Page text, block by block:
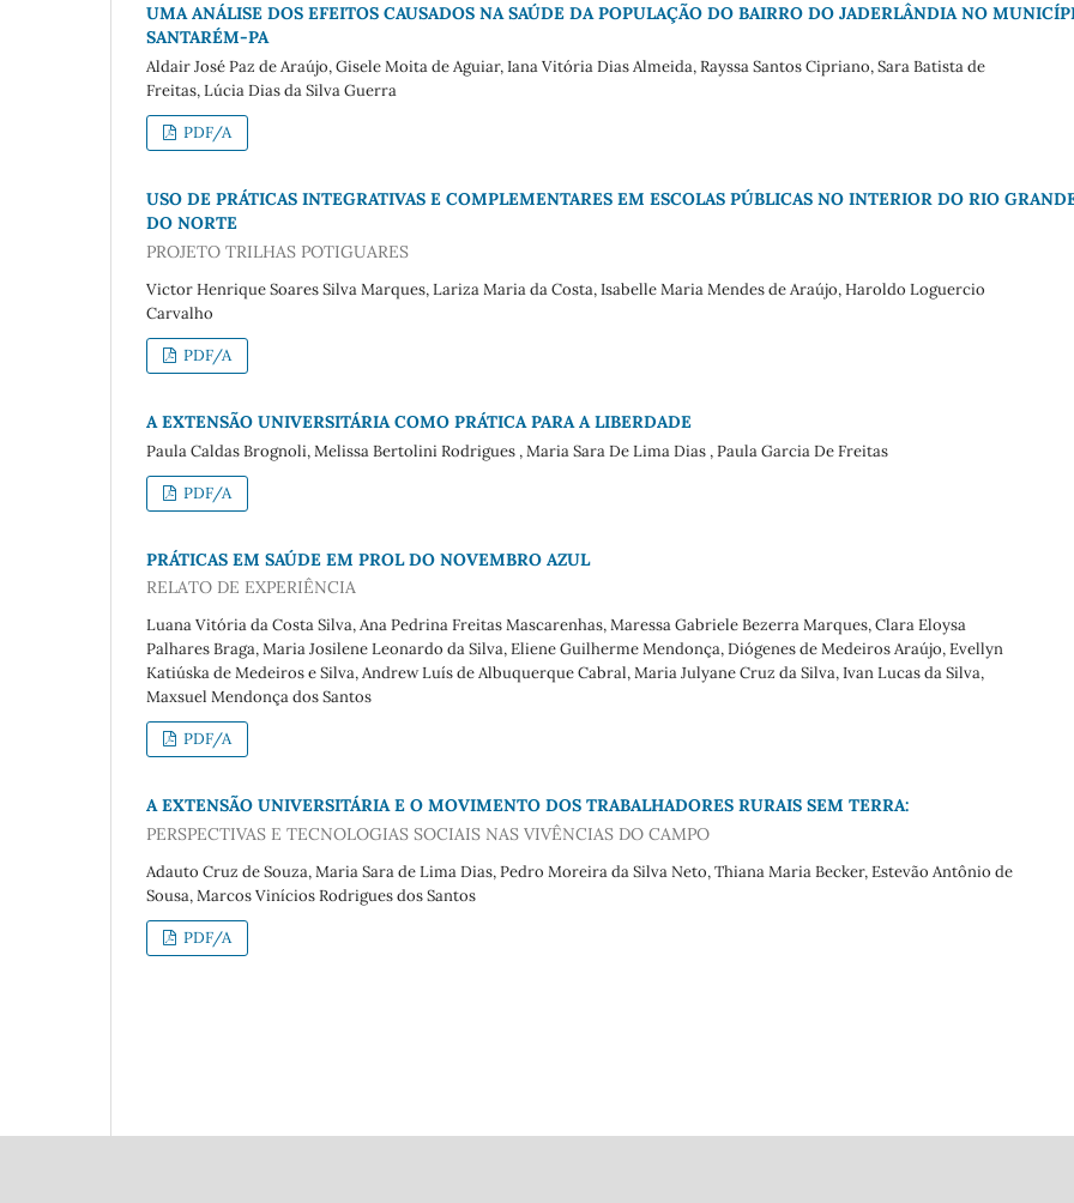
UMA ANÁLISE DOS EFEITOS CAUSADOS NA SAÚDE DA POPULAÇÃO DO BAIRRO DO JADERLÂNDIA NO
SANTARÉM-PA
Aldair José Paz de Araújo, Gisele Moita de Aguiar, Iana Vitória Dias Almeida, Rayssa Santos Cipriano, Sara Batista de
Freitas, Lúcia Dias da Silva Guerra
PDF/A
USO DE PRÁTICAS INTEGRATIVAS E COMPLEMENTARES EM ESCOLAS PÚBLICAS NO INTERIOR DO RIO
DO NORTE
PROJETO TRILHAS POTIGUARES
Victor Henrique Soares Silva Marques, Lariza Maria da Costa, Isabelle Maria Mendes de Araújo, Haroldo Loguercio
Carvalho
PDF/A
A EXTENSÃO UNIVERSITÁRIA COMO PRÁTICA PARA A LIBERDADE
Paula Caldas Brognoli, Melissa Bertolini Rodrigues , Maria Sara De Lima Dias , Paula Garcia De Freitas
PDF/A
PRÁTICAS EM SAÚDE EM PROL DO NOVEMBRO AZUL
RELATO DE EXPERIÊNCIA
Luana Vitória da Costa Silva, Ana Pedrina Freitas Mascarenhas, Maressa Gabriele Bezerra Marques, Clara Eloysa
Palhares Braga, Maria Josilene Leonardo da Silva, Eliene Guilherme Mendonça, Diógenes de Medeiros Araújo, Evellyn
Katiúska de Medeiros e Silva, Andrew Luís de Albuquerque Cabral, Maria Julyane Cruz da Silva, Ivan Lucas da Silva,
Maxsuel Mendonça dos Santos
PDF/A
A EXTENSÃO UNIVERSITÁRIA E O MOVIMENTO DOS TRABALHADORES RURAIS SEM TERRA:
PERSPECTIVAS E TECNOLOGIAS SOCIAIS NAS VIVÊNCIAS DO CAMPO
Adauto Cruz de Souza, Maria Sara de Lima Dias, Pedro Moreira da Silva Neto, Thiana Maria Becker, Estevão Antônio de
Sousa, Marcos Vinícios Rodrigues dos Santos
PDF/A